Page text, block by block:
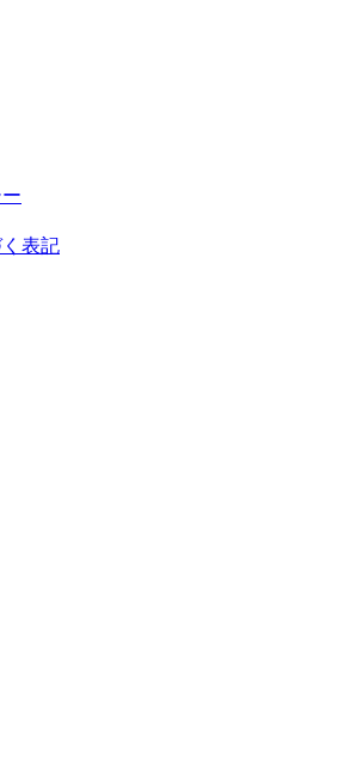
表記